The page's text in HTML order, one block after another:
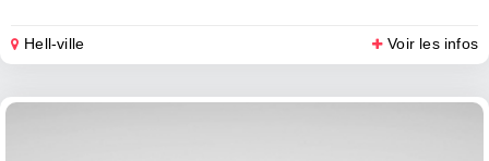
Hell-ville Voir les infos